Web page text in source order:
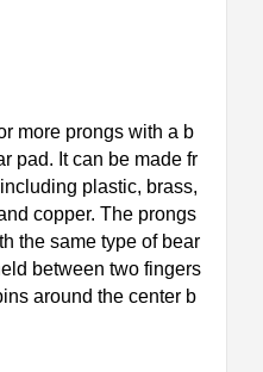
more prongs with a b
pad. It can be made fr
plastic, brass,
copper. The prongs
the same type of bear
between two fingers
around the center b